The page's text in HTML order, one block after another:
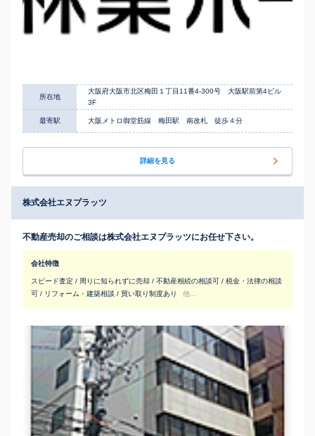
所在地
大阪府大阪市北区梅田１丁目11番4-300号 大阪駅前第4ビル
3F
最寄駅 大阪メトロ御堂筋線 梅田駅 南改札 徒歩４分
詳細を見る
株式会社エヌプラッツ
不動産売却のご相談は株式会社エヌプラッツにお任せ下さい。
会社特徴
スピード査定 / 周りに知られずに売却 / 不動産相続の相談可 / 税金・法律の相談
可 / リフォーム・建築相談 / 買い取り制度あり
他...